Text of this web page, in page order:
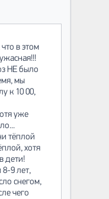
в этом
НЕ было
мы
к 10 00,
уже
тёплой
хотя
дети!
9 лет,
снегом,
чего